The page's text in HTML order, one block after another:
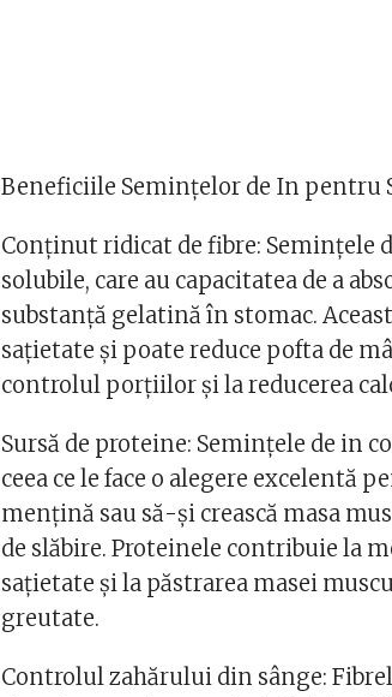
Beneficiile Semințelor de In pentru
Conținut ridicat de fibre: Semințele
solubile, care au capacitatea de a
substanță gelatină în stomac.
sațietate și poate reduce pofta de
controlul porțiilor și la reducerea
Sursă de proteine: Semințele de in
ceea ce le face o alegere excelentă
mențină sau să-și crească masa
de slăbire. Proteinele contribuie la
sațietate și la păstrarea masei
greutate.
Controlul zahărului din sânge: